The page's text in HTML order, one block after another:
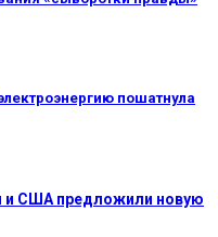
пошатнула
и США предложили новую